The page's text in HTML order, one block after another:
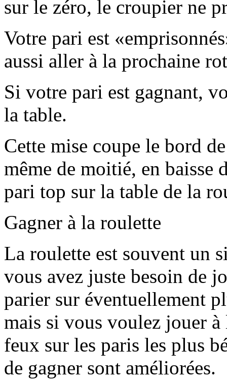
sur le zéro, le croupier ne
Votre pari est
aussi aller à la prochaine
Si votre pari est gagnant,
la table.
Cette mise coupe le bord
même de moitié, en baisse
pari top sur la table de la
Gagner à la roulette
La roulette est souvent un
vous avez juste besoin de
parier sur éventuellement
mais si vous voulez jouer
feux sur les paris les plus
de gagner sont améliorées.